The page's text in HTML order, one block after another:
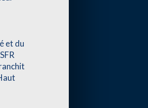
et du